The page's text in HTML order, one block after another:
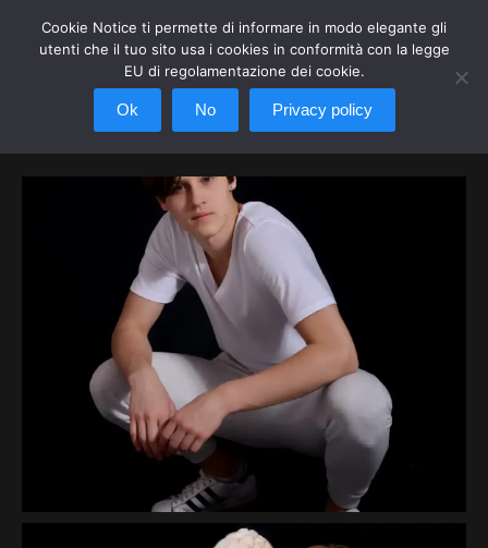
Cookie Notice ti permette di informare in modo elegante gli
utenti che il tuo sito usa i cookies in conformità con la legge
EU di regolamentazione dei cookie.
Ok No Privacy policy